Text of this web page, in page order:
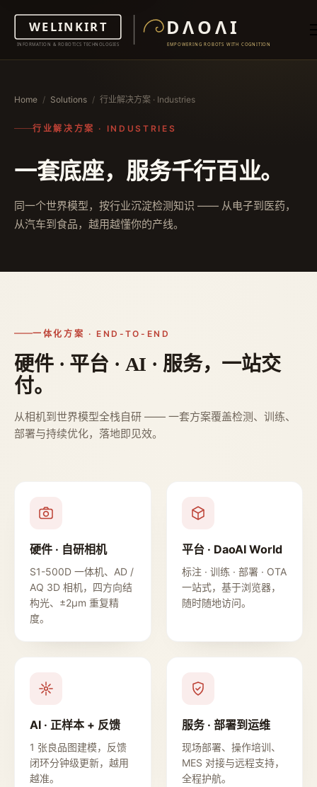
Home / Solutions / 行业解决方案 · Industries
行业解决方案 · INDUSTRIES
一套底座，服务千行百业。
同一个世界模型，按行业沉淀检测知识 —— 从电子到医药，
从汽车到食品，越用越懂你的产线。
一体化方案 · END-TO-END
硬件 · 平台 · AI · 服务，一站交
付。
从相机到世界模型全栈自研 —— 一套方案覆盖检测、训练、
部署与持续优化，落地即见效。
硬件 · 自研相机
S1-500D 一体机、AD /
AQ 3D 相机，四方向结
构光、±2µm 重复精
度。
平台 · DaoAI World
标注 · 训练 · 部署 · OTA
一站式，基于浏览器，
随时随地访问。
AI · 正样本 + 反馈
1 张良品图建模，反馈
闭环分钟级更新，越用
越准。
服务 · 部署到运维
现场部署、操作培训、
MES 对接与远程支持，
全程护航。